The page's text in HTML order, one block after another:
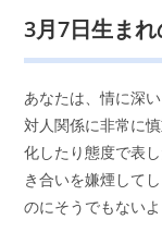
3月7日生ま
あなたは、情に深
対人関係に非常に
化したり態度で表
き合いを嫌煙して
のにそうでもない